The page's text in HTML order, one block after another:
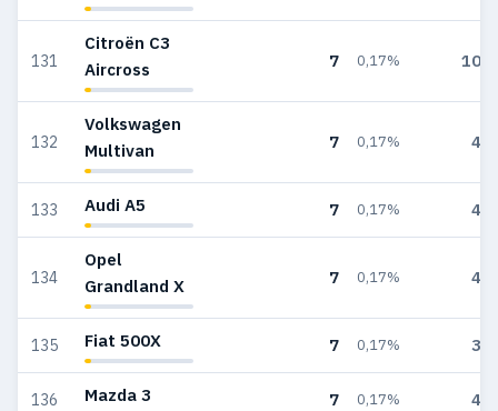
131
Citroën C3
Aircross
7 0,17% 106
132
Volkswagen
Multivan
7 0,17% 43
133 Audi A5 7 0,17% 47
134
Opel
Grandland X
7 0,17% 48
135 Fiat 500X 7 0,17% 36
136 Mazda 3 7 0,17% 44